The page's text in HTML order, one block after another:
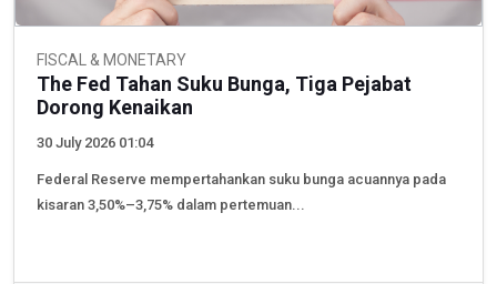
FISCAL & MONETARY
The Fed Tahan Suku Bunga, Tiga Pejabat
Dorong Kenaikan
30 July 2026 01:04
Federal Reserve mempertahankan suku bunga acuannya pada
kisaran 3,50%–3,75% dalam pertemuan...